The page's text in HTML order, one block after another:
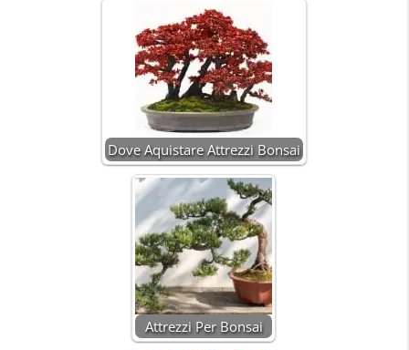
Dove Aquistare Attrezzi Bonsai
Attrezzi Per Bonsai